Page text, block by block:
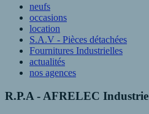
neufs
occasions
location
S.A.V - Pièces détachées
Fournitures Industrielles
actualités
nos agences
R.P.A - AFRELEC Industrie